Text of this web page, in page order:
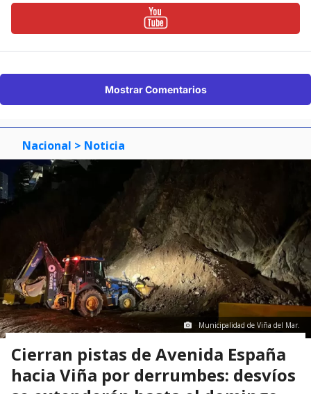
Mostrar Comentarios
Nacional > Noticia
Municipalidad de Viña del Mar.
Cierran pistas de Avenida España
hacia Viña por derrumbes: desvíos